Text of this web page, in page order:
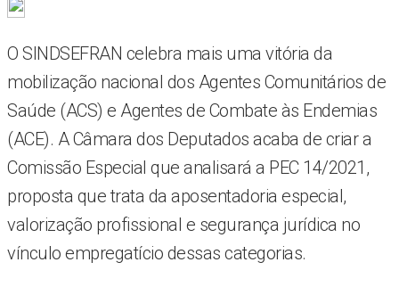
O SINDSEFRAN celebra mais uma vitória da
mobilização nacional dos Agentes Comunitários de
Saúde (ACS) e Agentes de Combate às Endemias
(ACE). A Câmara dos Deputados acaba de criar a
Comissão Especial que analisará a PEC 14/2021,
proposta que trata da aposentadoria especial,
valorização profissional e segurança jurídica no
vínculo empregatício dessas categorias.